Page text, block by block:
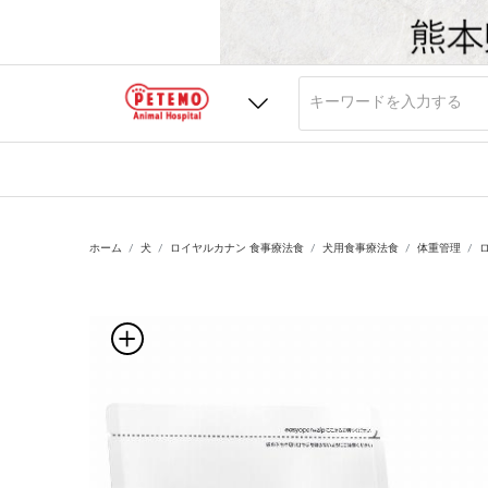
ホーム 犬 ロイヤルカナン 食事療法食 犬用食事療法食 体重管理